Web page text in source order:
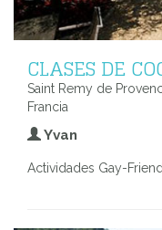
CLASES DE
Saint Remy de
Francia
Yvan
Actividades Gay-